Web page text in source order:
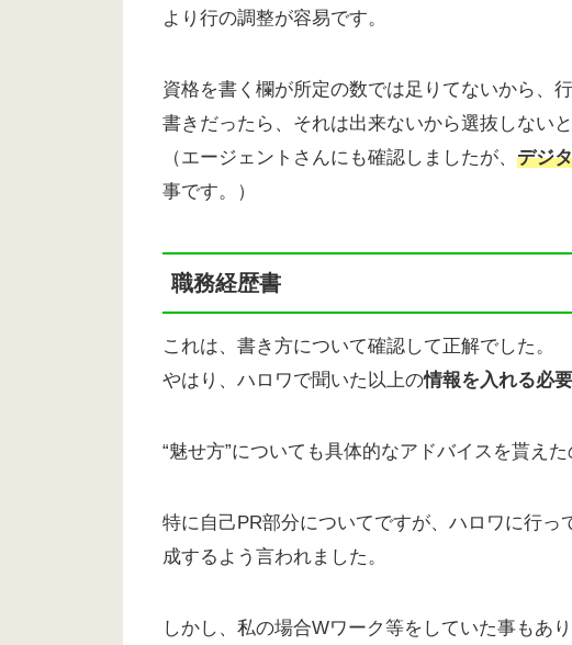
より行の調整が容易です。
資格を書く欄が所定の数では足りてないから、
書きだったら、それは出来ないから選抜しない
（エージェントさんにも確認しましたが、 デジ
事です。）
職務経歴書
これは、書き方について確認して正解でした。
やはり、ハロワで聞いた以上の情報を入れる必
“魅せ方”についても具体的なアドバイスを貰え
特に自己PR部分についてですが、ハロワに行
成するよう言われました。
しかし、私の場合Wワーク等をしていた事もあ